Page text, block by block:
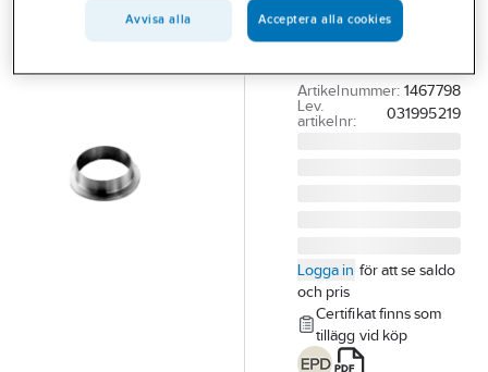
KRAGE PN25
EN1092-1 TYP35.
1.4404 CERT
Artikelnummer: 1467798
Lev.
artikelnr:
031995219
Logga in för att se saldo
och pris
Certifikat finns som
tillägg vid köp
Avvisa alla Acceptera alla cookies